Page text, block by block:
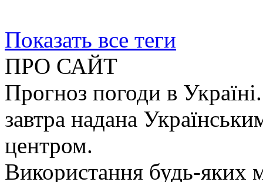
Показать все теги
ПРО САЙТ
Прогноз погоди в
завтра надана
центром.
Використання будь-яких